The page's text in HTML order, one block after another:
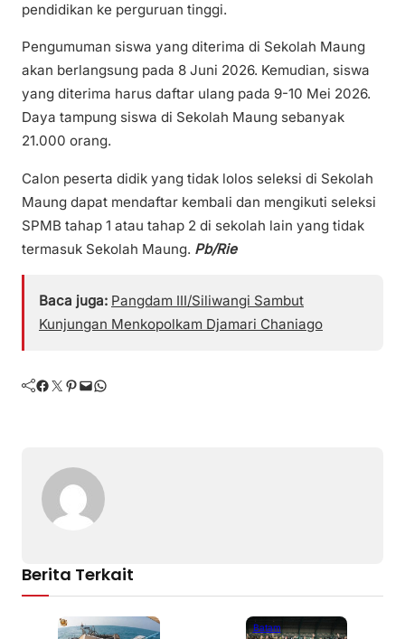
pendidikan ke perguruan tinggi.
Pengumuman siswa yang diterima di Sekolah Maung
akan berlangsung pada 8 Juni 2026. Kemudian, siswa
yang diterima harus daftar ulang pada 9-10 Mei 2026.
Daya tampung siswa di Sekolah Maung sebanyak
21.000 orang.
Calon peserta didik yang tidak lolos seleksi di Sekolah
Maung dapat mendaftar kembali dan mengikuti seleksi
SPMB tahap 1 atau tahap 2 di sekolah lain yang tidak
termasuk Sekolah Maung. Pb/Rie
Baca juga: Pangdam III/Siliwangi Sambut
Kunjungan Menkopolkam Djamari Chaniago
Facebook Twitter Pinterest Mail WhatsApp
Berita Terkait
Batam